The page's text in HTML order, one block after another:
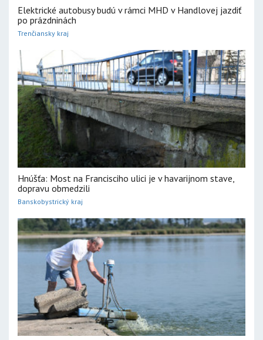
Elektrické autobusy budú v rámci MHD v Handlovej jazdiť
po prázdninách
Trenčiansky kraj
Hnúšťa: Most na Francisciho ulici je v havarijnom stave,
dopravu obmedzili
Banskobystrický kraj